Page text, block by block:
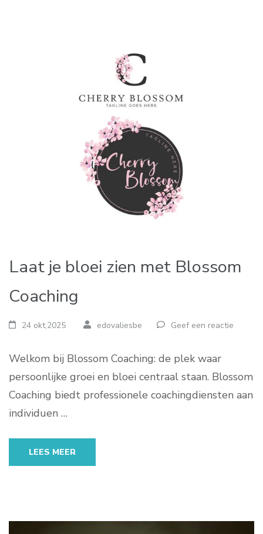
Laat je bloei zien met Blossom
Coaching
24 okt,2025 edovaliesbe Geef een reactie
Welkom bij Blossom Coaching: de plek waar
persoonlijke groei en bloei centraal staan. Blossom
Coaching biedt professionele coachingdiensten aan
individuen …
LEES MEER